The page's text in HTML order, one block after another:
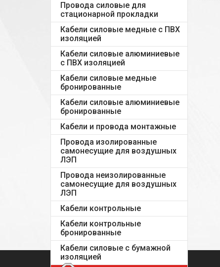
Провода силовые для
стационарной прокладки
Кабели силовые медные с ПВХ
изоляцией
Кабели силовые алюминиевые
с ПВХ изоляцией
Кабели силовые медные
бронированные
Кабели силовые алюминиевые
бронированные
Кабели и провода монтажные
Провода изолированные
самонесущие для воздушных
ЛЭП
Провода неизолированные
самонесущие для воздушных
ЛЭП
Кабели контрольные
Кабели контрольные
бронированные
Кабели силовые с бумажной
изоляцией